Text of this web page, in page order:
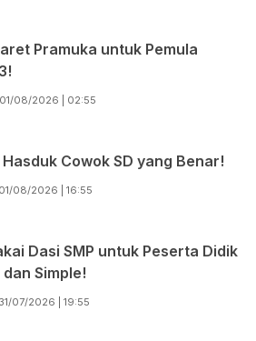
Pramuka untuk Pemula
01/08/2026 | 02:55
Cowok SD yang Benar!
01/08/2026 | 16:55
Dasi SMP untuk Peserta Didik
Simple!
31/07/2026 | 19:55